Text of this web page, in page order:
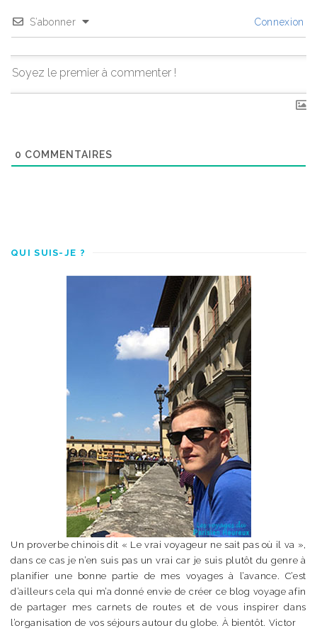
S’abonner Connexion
0 COMMENTAIRES
QUI SUIS-JE ?
Un proverbe chinois dit « Le vrai voyageur ne sait pas où il va »,
dans ce cas je n’en suis pas un vrai car je suis plutôt du genre à
planifier une bonne partie de mes voyages à l’avance. C’est
d’ailleurs cela qui m’a donné envie de créer ce blog voyage afin
de partager mes carnets de routes et de vous inspirer dans
l’organisation de vos séjours autour du globe. À bientôt. Victor